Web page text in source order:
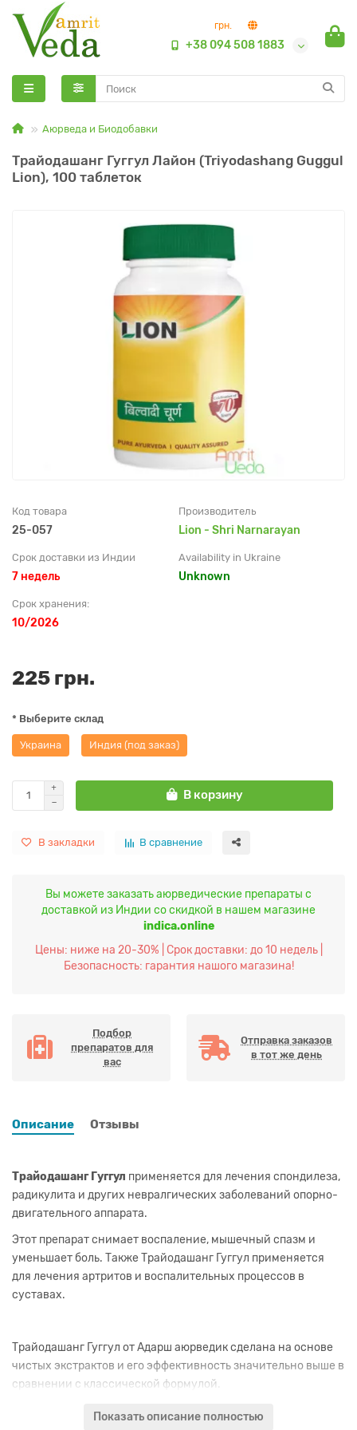
грн.
+38 094 508 1883
Аюрведа и Биодобавки
Трайодашанг Гуггул Лайон (Triyodashang Guggul
Lion), 100 таблеток
Код товара
25-057
Производитель
Lion - Shri Narnarayan
Срок доставки из Индии
7 недель
Availability in Ukraine
Unknown
Срок хранения:
10/2026
225 грн.
* Выберите склад
Украина Индия (под заказ)
В корзину
В закладки В сравнение
Вы можете заказать аюрведические препараты с
доставкой из Индии со скидкой в нашем магазине
indica.online
Цены: ниже на 20-30% | Срок доставки: до 10 недель |
Безопасность: гарантия нашого магазина!
Подбор
препаратов для
вас
Отправка заказов
в тот же день
Описание Отзывы
Трайодашанг Гуггул применяется для лечения спондилеза,
радикулита и других невралгических заболеваний опорно-
двигательного аппарата.
Этот препарат снимает воспаление, мышечный спазм и
уменьшает боль. Также Трайодашанг Гуггул применяется
для лечения артритов и воспалительных процессов в
суставах.
Трайодашанг Гуггул от Адарш аюрведик сделана на основе
чистых экстрактов и его эффективность значительно выше в
сравнении с классической формулой.
Показать описание полностью